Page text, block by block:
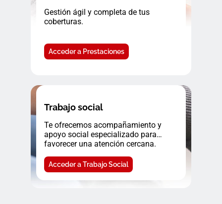
Gestión ágil y completa de tus
coberturas.
Acceder a Prestaciones
Trabajo social
Te ofrecemos acompañamiento y
apoyo social especializado para
favorecer una atención cercana.
Acceder a Trabajo Social